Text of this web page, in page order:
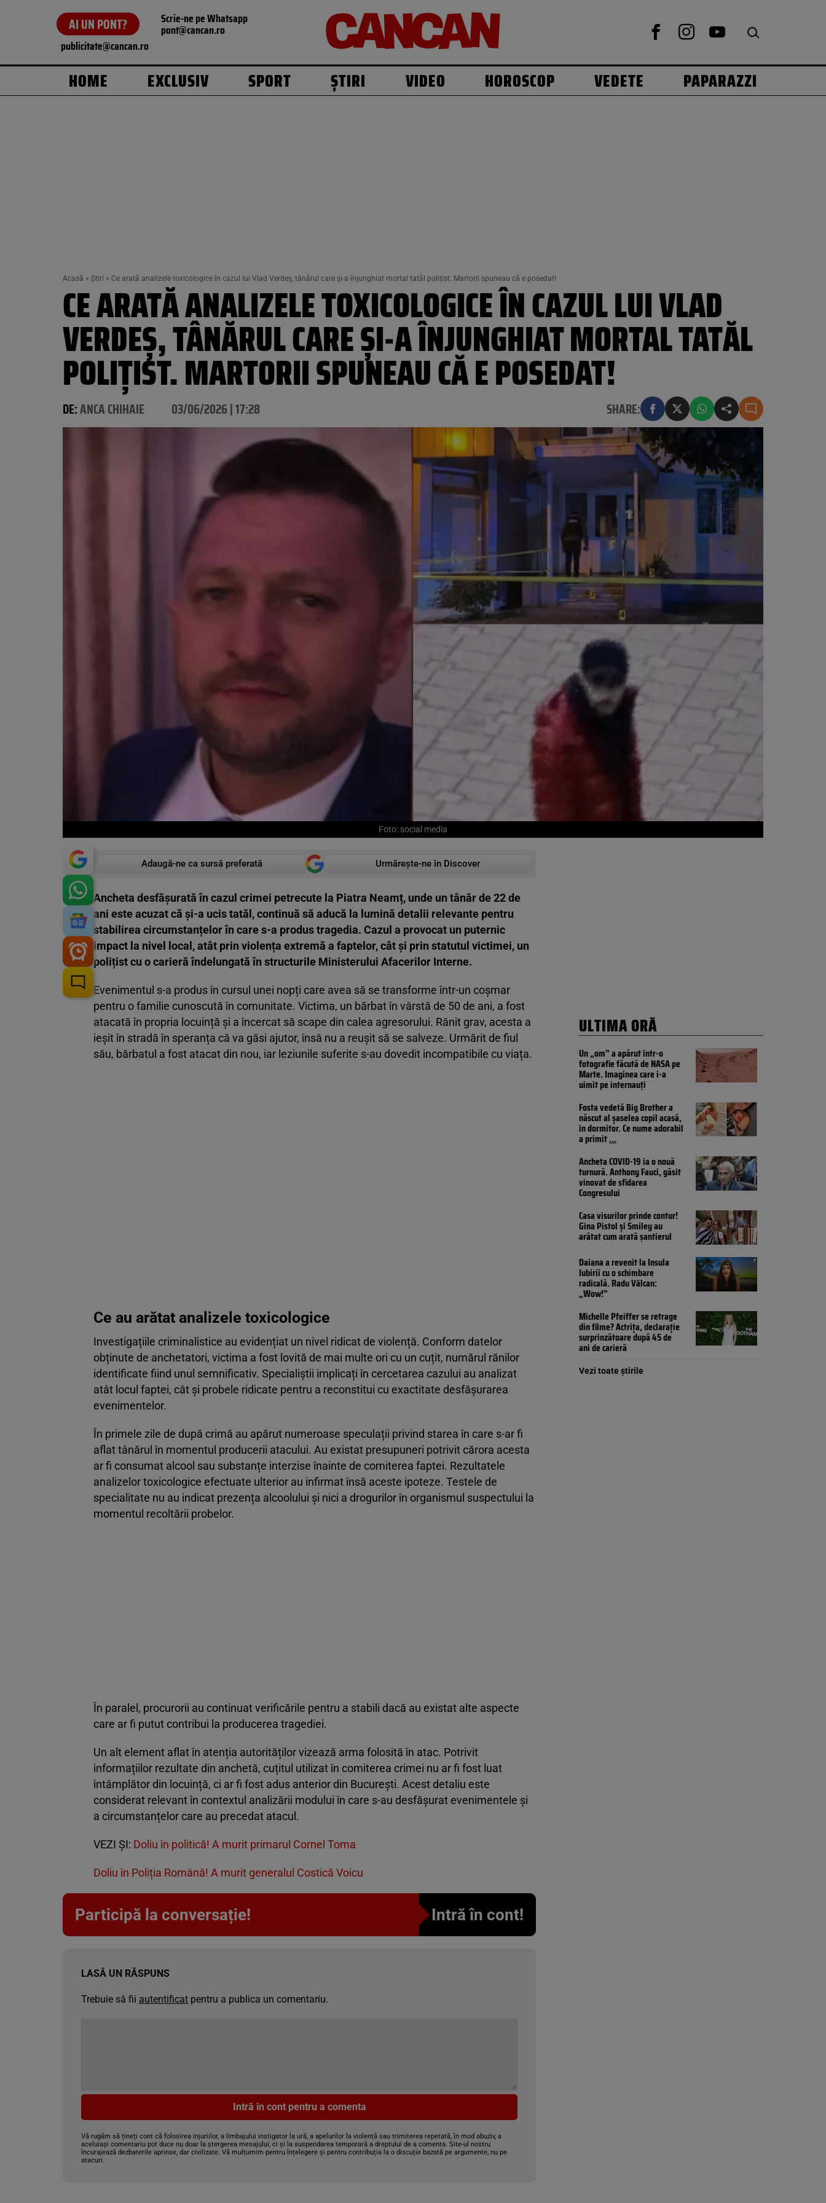
AI UN PONT? Scrie-ne pe Whatsapp
pont@cancan.ro
publicitate@cancan.ro
HOME EXCLUSIV SPORT ȘTIRI VIDEO HOROSCOP VEDETE PAPARAZZI
Acasă » Știri » Ce arată analizele toxicologice în cazul lui Vlad Verdeș, tânărul care și-a înjunghiat mortal tatăl polițist. Martorii spuneau că e posedat!
CE ARATĂ ANALIZELE TOXICOLOGICE ÎN CAZUL LUI VLAD
VERDEȘ, TÂNĂRUL CARE ȘI-A ÎNJUNGHIAT MORTAL TATĂL
POLIȚIST. MARTORII SPUNEAU CĂ E POSEDAT!
DE:ANCA CHIHAIE 03/06/2026 | 17:28 SHARE:
Foto: social media
Adaugă-ne ca sursă preferată Urmărește-ne în Discover
Ancheta desfășurată în cazul crimei petrecute la Piatra Neamț, unde un tânăr de 22 de
ani este acuzat că și-a ucis tatăl, continuă să aducă la lumină detalii relevante pentru
stabilirea circumstanțelor în care s-a produs tragedia. Cazul a provocat un puternic
impact la nivel local, atât prin violența extremă a faptelor, cât și prin statutul victimei, un
polițist cu o carieră îndelungată în structurile Ministerului Afacerilor Interne.
Evenimentul s-a produs în cursul unei nopți care avea să se transforme într-un coșmar
pentru o familie cunoscută în comunitate. Victima, un bărbat în vârstă de 50 de ani, a fost
atacată în propria locuință și a încercat să scape din calea agresorului. Rănit grav, acesta a
ieșit în stradă în speranța că va găsi ajutor, însă nu a reușit să se salveze. Urmărit de fiul
său, bărbatul a fost atacat din nou, iar leziunile suferite s-au dovedit incompatibile cu viața.
Ce au arătat analizele toxicologice
Investigațiile criminalistice au evidențiat un nivel ridicat de violență. Conform datelor
obținute de anchetatori, victima a fost lovită de mai multe ori cu un cuțit, numărul rănilor
identificate fiind unul semnificativ. Specialiștii implicați în cercetarea cazului au analizat
atât locul faptei, cât și probele ridicate pentru a reconstitui cu exactitate desfășurarea
evenimentelor.
În primele zile de după crimă au apărut numeroase speculații privind starea în care s-ar fi
aflat tânărul în momentul producerii atacului. Au existat presupuneri potrivit cărora acesta
ar fi consumat alcool sau substanțe interzise înainte de comiterea faptei. Rezultatele
analizelor toxicologice efectuate ulterior au infirmat însă aceste ipoteze. Testele de
specialitate nu au indicat prezența alcoolului și nici a drogurilor în organismul suspectului la
momentul recoltării probelor.
În paralel, procurorii au continuat verificările pentru a stabili dacă au existat alte aspecte
care ar fi putut contribui la producerea tragediei.
Un alt element aflat în atenția autorităților vizează arma folosită în atac. Potrivit
informațiilor rezultate din anchetă, cuțitul utilizat în comiterea crimei nu ar fi fost luat
întâmplător din locuință, ci ar fi fost adus anterior din București. Acest detaliu este
considerat relevant în contextul analizării modului în care s-au desfășurat evenimentele și
a circumstanțelor care au precedat atacul.
VEZI ȘI: Doliu în politică! A murit primarul Cornel Toma
Doliu în Poliția Română! A murit generalul Costică Voicu
Participă la conversație! Intră în cont!
LASĂ UN RĂSPUNS
Trebuie să fii autentificat pentru a publica un comentariu.
Intră în cont pentru a comenta
Vă rugăm să țineți cont că folosirea injuriilor, a limbajului instigator la ură, a apelurilor la violență sau trimiterea repetată, în mod abuziv, a
aceluiași comentariu pot duce nu doar la ștergerea mesajului, ci și la suspendarea temporară a dreptului de a comenta. Site-ul nostru
încurajează dezbaterile aprinse, dar civilizate. Vă mulțumim pentru înțelegere și pentru contribuția la o discuție bazată pe argumente, nu pe
atacuri.
ULTIMA ORĂ
Un „om” a apărut într-o
fotografie făcută de NASA pe
Marte. Imaginea care i-a
uimit pe internauți
Fosta vedetă Big Brother a
născut al șaselea copil acasă,
în dormitor. Ce nume adorabil
a primit...
Ancheta COVID-19 ia o nouă
turnură. Anthony Fauci, găsit
vinovat de sfidarea
Congresului
Casa visurilor prinde contur!
Gina Pistol și Smiley au
arătat cum arată șantierul
Daiana a revenit la Insula
Iubirii cu o schimbare
radicală. Radu Vâlcan:
„Wow!”
Michelle Pfeiffer se retrage
din filme? Actrița, declarație
surprinzătoare după 45 de
ani de carieră
Vezi toate știrile